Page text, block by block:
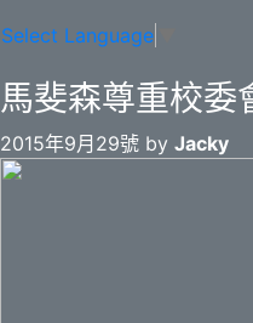
Select Language
馬斐森尊重校委
2015年9月29號 by Jacky